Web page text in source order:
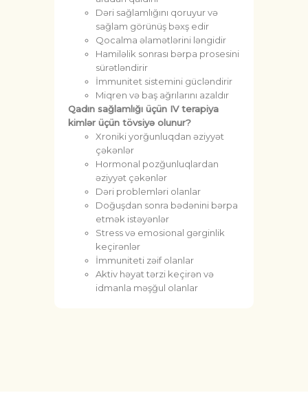
Dəri sağlamlığını qoruyur və
sağlam görünüş bəxş edir
Qocalma əlamətlərini ləngidir
Hamiləlik sonrası bərpa prosesini
sürətləndirir
İmmunitet sistemini gücləndirir
Miqren və baş ağrılarını azaldır
Qadın sağlamlığı üçün IV terapiya
kimlər üçün tövsiyə olunur?
Xroniki yorğunluqdan əziyyət
çəkənlər
Hormonal pozğunluqlardan
əziyyət çəkənlər
Dəri problemləri olanlar
Doğuşdan sonra bədənini bərpa
etmək istəyənlər
Stress və emosional gərginlik
keçirənlər
İmmuniteti zəif olanlar
Aktiv həyat tərzi keçirən və
idmanla məşğul olanlar